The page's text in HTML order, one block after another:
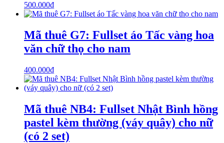
500.000₫
Mã thuê G7: Fullset áo Tấc vàng hoa
văn chữ thọ cho nam
400.000₫
Mã thuê NB4: Fullset Nhật Bình hồng
pastel kèm thường (váy quây) cho nữ
(có 2 set)